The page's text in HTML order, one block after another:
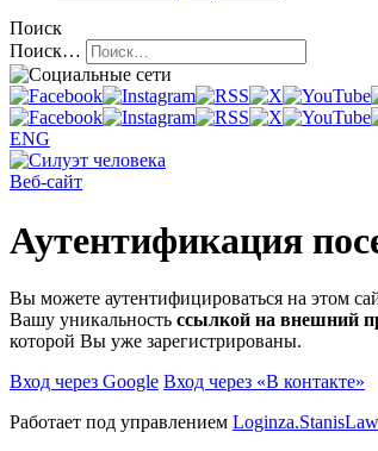
Поиск
Поиск…
ENG
Веб-сайт
Аутентификация
Вы можете аутентифицироваться на этом
Вашу уникальность ссылкой на внешний
которой Вы уже зарегистрированы.
Вход через Google Вход через «В контакте»
Работает под управлением